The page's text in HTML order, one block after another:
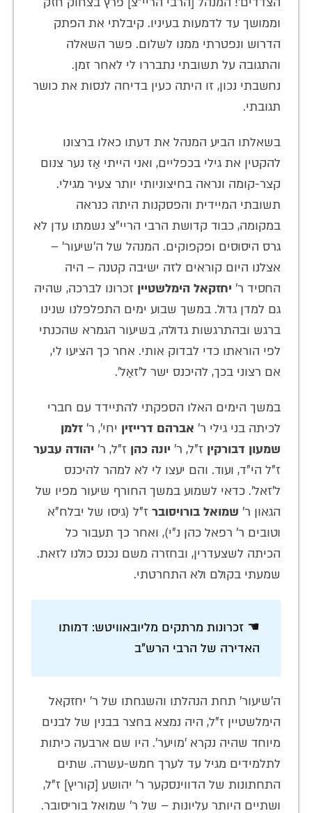
וממושך עד לדמעות בעיניו. קיבלתי את הפתק
הדרוש ונפטרתי ממנו לשלום. פשר השאלה
והתגובה על תשובתי נתבררו לי לאחר זמן.
נחשבתי נכון, זו היתה כעין בדיחה לנסות את כושר
תגובתי.
בשאלתו הביע המנהל את דעתו כאלו ברצונו
להקטין את גילי בכפליים, ואני הייתי אַז נער צנום
קצר-קומה ונראה בחיצוניותי יותר צעיר מגילי.
תשובתי המיידית והפסקנות היתה כנראה
במקומה, כבוד קדושת הרבי הריי"צ נשמתו עדן לא
גרס היסוסים ופקפוקים. המנהל של ה'שיעור' –
אצלנו היום קוראים לזה ישיבה קטנה – היה
החסיד ר' יחזקאל הימלשטיין זכרונו לברכה, שהיה
גם למדן גדול. במשך שבוע ימים התפלפלנו שנינו
ברגש ובהתרגשות גדולה, בשיעור הגמרא שהכנתי
לפי הוראתו כדי לבדוק אותי. אחר כך הציעו לי,
אם רצוני בכך, להיכנס ישר ל'זאַל'.
במשך הימים האלו הספקתי להתיידד עם חברי
לכיתה בני גילי ר' אברהם דרייזין יחי', ר' זלמן
שמעון דבורקין ז"ל, ר' יונה כהן ז"ל, ר' יהודה עבער
ז"ל הי"ד, ועוד. והם יעצו לי לא למהר להיכנס
ל'זאל'. כדאי לשמוע במשך החורף שיעור מפיו של
הגאון ר' שמואל בורויסובר ז"ל (גיסו של יבלח"א
וטובים ר' רפאל כהן נ"י), ואחר כך תעבור כל
הכיתה לשצעדרין, ובחזרה משם נכנס כולנו לזאת.
שמעתי בקולם ולא התחרטתי.
☚ זכרונות מרתקים מליובאוויטש: דמותו
האדירה של הרבי הרש"ב
ה'שיעור' תחת הנהלתו והשגחתו של ר' יחזקאל
הימלשטיין ז"ל, היה נמצא בחצר בבנין של לבנים
מיוחד שהיה נקרא 'מויער'. היו שם ארבעה כיתות
לתלמידים מגיל עד לערך חמש-עשרה. שתים
התחתונות של הדווינסקער ר' יהושע [קוריץ] ז"ל,
ושתיים היותר עליונות – של ר' שמואל בוריסובר.